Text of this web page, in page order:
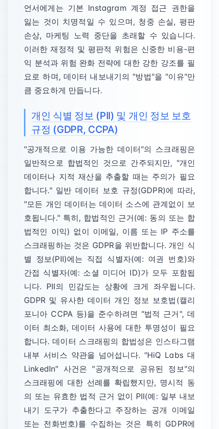
언서에게는 기본 Instagram 계정 접근 권한을
잃는 것이 치명적일 수 있으며, 청중 손실, 평판
손상, 마케팅 노력 중단을 초래할 수 있습니다.
이러한 재정적 및 평판적 위험은 신중한 비용-편
익 분석과 위험 완화 전략에 대한 강한 강조를 필
요로 하며, 데이터 내보내기의 "방법"을 "이유"만
큼 중요하게 만듭니다.
개인 식별 정보 (PII) 및 개인 정보 보호
규정 (GDPR, CCPA)
"공개적으로 이용 가능한 데이터"의 스크래핑은
일반적으로 합법적인 것으로 간주되지만, "개인
데이터나 지적 재산을 추출할 때는 주의가 필요
합니다." 일반 데이터 보호 규정(GDPR)에 따라,
"모든 개인 데이터는 데이터 소스에 관계없이 보
호됩니다." 특히, 합법적인 근거(예: 동의 또는 합
법적인 이익) 없이 이메일, 이름 또는 IP 주소를
스크래핑하는 것은 GDPR을 위반합니다. 개인 식
별 정보(PII)에는 직접 식별자(예: 여권 번호)와
간접 식별자(예: 소셜 미디어 ID)가 모두 포함됩
니다. PII의 민감도는 상황에 크게 좌우됩니다.
GDPR 및 유사한 데이터 개인 정보 보호법(캘리
포니아 CCPA 등)을 준수하려면 "법적 근거", 데
이터 최소화, 데이터 사용에 대한 투명성이 필요
합니다. 데이터 스크래핑의 합법성은 인스타그램
내부 서비스 약관을 넘어섭니다. "HiQ Labs 대
LinkedIn" 사건은 "공개적으로 공유된 정보"의
스크래핑에 대한 선례를 확립했지만, 명시적 동
의 또는 유효한 법적 근거 없이 PII(예: 일부 내보
내기 도구가 추출한다고 주장하는 공개 이메일
또는 전화번호)를 수집하는 것은 특히 GDPR에